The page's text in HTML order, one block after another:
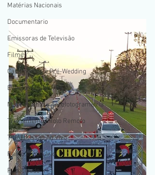
Matérias Nacionais
Documentario
Emissoras de Televisão
Filme
Casamentos e Pré-Wedding
Eventos Esportivos
Mapeamento e Aerofotogrametria
Treinamento Piloto Remoto
Transmissão Ao Vivo
Ramo Imobiliário
Publicidade